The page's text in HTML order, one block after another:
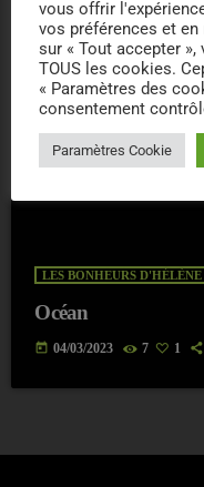
LES BONHEURS D'HÉLÈNE
Océan
today 04/03/2023 7 1
vous offrir
vos préférences et
sur « Tout accepter
TOUS les cookies.
« Paramètres des
consentement
Paramètres Cookie